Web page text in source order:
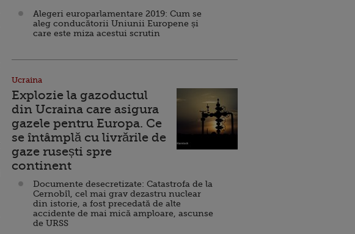
Alegeri europarlamentare 2019: Cum se
aleg conducătorii Uniunii Europene și
care este miza acestui scrutin
Ucraina
Explozie la gazoductul
din Ucraina care asigura
gazele pentru Europa. Ce
se întâmplă cu livrările de
gaze rusești spre
continent
Documente desecretizate: Catastrofa de la
Cernobîl, cel mai grav dezastru nuclear
din istorie, a fost precedată de alte
accidente de mai mică amploare, ascunse
de URSS